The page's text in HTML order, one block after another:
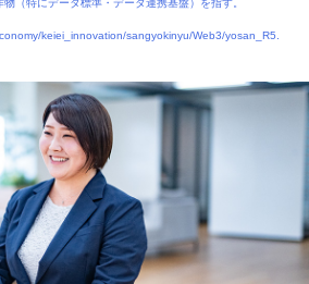
（特にデータ標準・データ連携基盤）を指す。
keiei_innovation/sangyokinyu/Web3/yosan_R5.